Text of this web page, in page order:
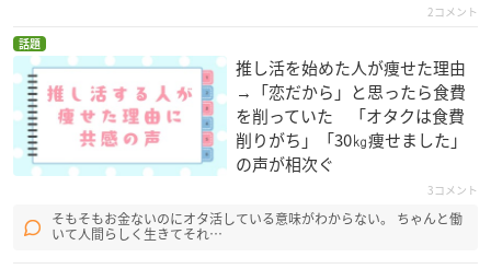
2コメント
話題
推し活を始めた人が痩せた理由
→「恋だから」と思ったら食費
を削っていた 「オタクは食費
削りがち」「30㎏痩せました」
の声が相次ぐ
3コメント
そもそもお金ないのにオタ活している意味がわからない。 ちゃんと働
いて人間らしく生きてそれ…